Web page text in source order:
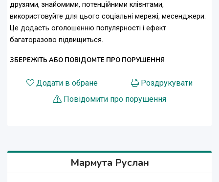
друзями, знайомими, потенційними клієнтами,
використовуйте для цього соціальні мережі, месенджери.
Це додасть оголошенню популярності і ефект
багаторазово підвищиться.
ЗБЕРЕЖІТЬ АБО ПОВІДОМТЕ ПРО ПОРУШЕННЯ
Додати в обране
Роздрукувати
Повідомити про порушення
Мармута Руслан